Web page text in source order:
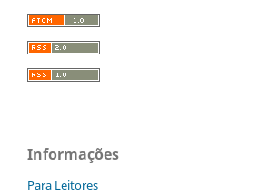
Informações
Para Leitores